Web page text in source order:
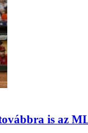
is az